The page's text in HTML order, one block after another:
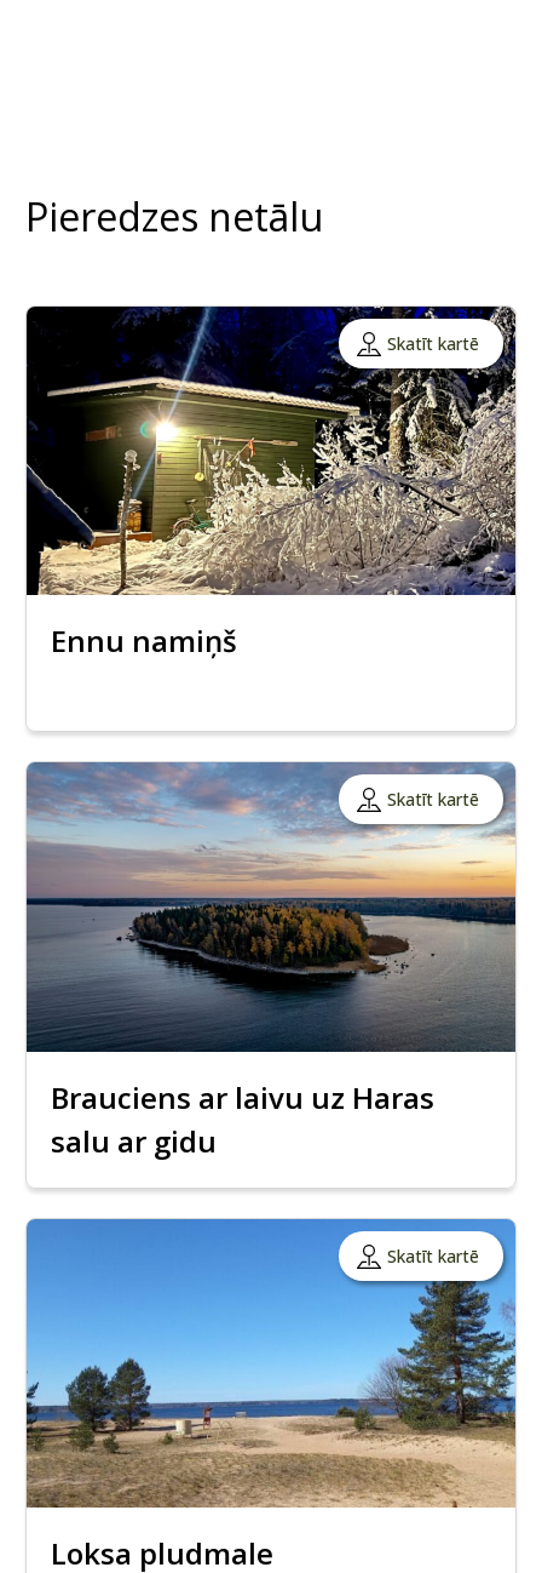
Pieredzes netālu
Skatīt kartē
Ennu namiņš
Skatīt kartē
Brauciens ar laivu uz Haras
salu ar gidu
Skatīt kartē
Loksa pludmale